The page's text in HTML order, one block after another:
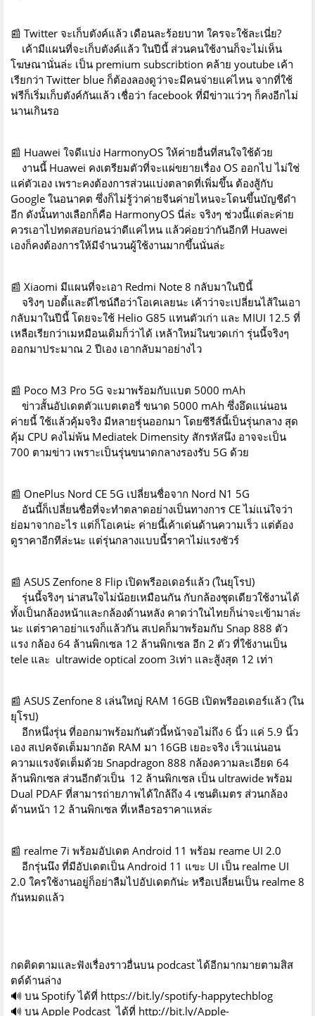
📰 Twitter จะเก็บตังค์แล้ว เดือนละร้อยบาท ใครจะใช้ละเนี่ย?
เค้ามีแผนที่จะเก็บตังค์แล้ว ในปีนี้ ส่วนคนใช้งานก็จะไม่เห็น
โฆษณานั่นล่ะ เป็น premium subscribtion คล้าย youtube เค้า
เรียกว่า Twitter blue ก็ต้องลองดูว่าจะมีคนจ่ายแค่ไหน จากที่ใช้
ฟรีก็เริ่มเก็บตังค์กันแล้ว เชื่อว่า facebook ที่มีข่าวแว่วๆ ก็คงอีกไม่
นานเกินรอ
📰 Huawei ใจดีแบ่ง HarmonyOS ให้ค่ายอื่นที่สนใจใช้ด้วย
งานนี้ Huawei คงเตรียมตัวที่จะแผ่ขยายเรื่อง OS ออกไป ไม่ใช่
แค่ตัวเอง เพราะคงต้องการส่วนแบ่งตลาดที่เพิ่มขึ้น ต้องสู้กับ
Google ในอนาคต ซึ่งก็ไม่รู้ว่าค่ายจีนค่ายไหนจะโดนขึ้นบัญชีดำ
อีก ดังนั้นทางเลือกก็คือ HarmonyOS นี่ล่ะ จริงๆ ช่วงนี้แต่ละค่าย
ควรเอาไปทดสอบก่อนว่าดีแค่ไหน แล้วค่อยว่ากันอีกที Huawei
เองก็คงต้องการให้มีจำนวนผู้ใช้งานมากขึ้นนั่นล่ะ
📰 Xiaomi มีแผนที่จะเอา Redmi Note 8 กลับมาในปีนี้
จริงๆ บอดี้และดีไซน์ถือว่าโอเคเลยนะ เค้าว่าจะเปลี่ยนไส้ในเอา
กลับมาในปีนี้ โดยจะใช้ Helio G85 แทนตัวเก่า และ MIUI 12.5 ที่
เหลือเรียกว่าเมหมือนเดิมก็ว่าได้ เหล้าใหม่ในขวดเก่า รุ่นนี้จริงๆ
ออกมาประมาณ 2 ปีเอง เอากลับมาอย่างไว
📰 Poco M3 Pro 5G จะมาพร้อมกับแบต 5000 mAh
ข่าวสั้นอัปเดตตัวแบตเตอรี่ ขนาด 5000 mAh ซึ่งอึดแน่นอน
ค่ายนี้ ใช้แล้วคุ้มจริง มีหลายรุ่นออกมา โดยซีรีส์นี้เป็นรุ่นกลาง สุด
คุ้ม CPU คงไม่พ้น Mediatek Dimensity สักรหัสนึง อาจจะเป็น
700 ตามข่าว เพราะเป็นรุ่นขนาดกลางรองรับ 5G ด้วย
📰 OnePlus Nord CE 5G เปลี่ยนชื่อจาก Nord N1 5G
อันนี้ก็เปลี่ยนชื่อที่จะทำตลาดอย่างเป็นทางการ CE ไม่แน่ใจว่า
ย่อมาจากอะไร แต่ก็โอเคน่ะ ค่ายนี้เค้าเด่นด้านความเร็ว แต่ต้อง
ดูราคาอีกทีล่ะนะ แต่รุ่นกลางแบบนี้ราคาไม่แรงชัวร์
📰 ASUS Zenfone 8 Flip เปิดพรีออเดอร์แล้ว (ในยุโรป)
รุ่นนี้จริงๆ น่าสนใจไม่น้อยเหมือนกัน กับกล้องชุดเดียวใช้งานได้
ทั้งเป็นกล้องหน้าและกล้องด้านหลัง คาดว่าในไทยก็น่าจะเข้ามาล่ะ
นะ แต่ราคาอย่าแรงก็แล้วกัน สเปคก็มาพร้อมกับ Snap 888 ตัว
แรง กล้อง 64 ล้านพิกเซล 12 ล้านพิกเซล อีก 2 ตัว ที่ใช้งานเป็น
tele และ ultrawide optical zoom 3เท่า และสู้งสุด 12 เท่า
📰 ASUS Zenfone 8 เล่นใหญ่ RAM 16GB เปิดพรีออเดอร์แล้ว (ใน
ยุโรป)
อีกหนึ่งรุ่น ที่ออกมาพร้อมกันตัวนี้หน้าจอไม่ถึง 6 นิ้ว แค่ 5.9 นิ้ว
เอง สเปคจัดเต็มมากอัด RAM มา 16GB เยอะจริง เร็วแน่นอน
ความแรงจัดเต็มด้วย Snapdragon 888 กล้องความละเอียด 64
ล้านพิกเซล ส่วนอีกตัวเป็น 12 ล้านพิกเซล เป็น ultrawide พร้อม
Dual PDAF ที่สามารถ่ายภาพได้ใกล้ถึง 4 เซนติเมตร ส่วนกล้อง
ด้านหน้า 12 ล้านพิกเซล ที่เหลือรอราคาแหล่ะ
📰 realme 7i พร้อมอัปเดต Android 11 พร้อม reame UI 2.0
อีกรุ่นนึง ที่มีอัปเดตเป็น Android 11 แฃะ UI เป็น realme UI
2.0 ใครใช้งานอยู่ก็อย่าลืมไปอัปเดตกัน่ะ หรือเปลี่ยนเป็น realme 8
กันหมดแล้ว
กดติดตามและฟังเรื่องราวอื่นบน podcast ได้อีกมากมายตามสิส
ตด์ด้านล่าง
🔊 บน Spotify ได้ที่ https://bit.ly/spotify-happytechblog
🔊 บน Apple Podcast ได้ที่ http://bit.ly/Apple-